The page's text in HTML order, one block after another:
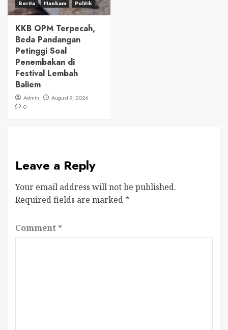
Berita Hankam Politik
KKB OPM Terpecah,
Beda Pandangan
Petinggi Soal
Penembakan di
Festival Lembah
Baliem
Admin
August 9, 2026
0
Leave a Reply
Your email address will not be published.
Required fields are marked *
Comment *